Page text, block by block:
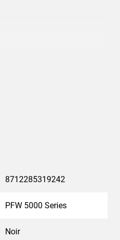
8712285319242
PFW 5000 Series
Noir